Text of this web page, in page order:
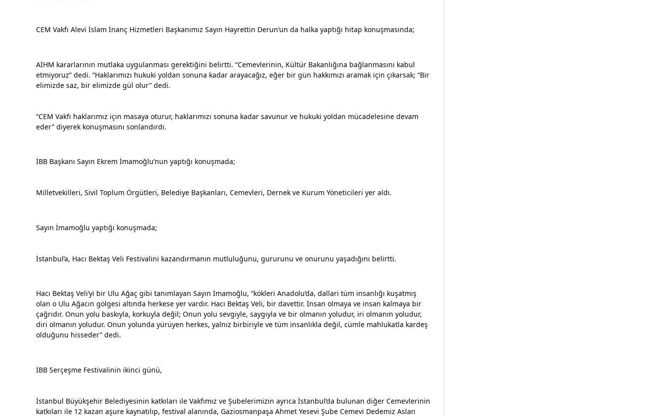
CEM Vakfı Alevi İslam İnanç Hizmetleri Başkanımız Sayın Hayrettin Derun’un da halka yaptığı hitap konuşmasında;
AİHM kararlarının mutlaka uygulanması gerektiğini belirtti. “Cemevlerinin, Kültür Bakanlığına bağlanmasını kabul
etmiyoruz” dedi. “Haklarımızı hukuki yoldan sonuna kadar arayacağız, eğer bir gün hakkımızı aramak için çıkarsak; “Bir
elimizde saz, bir elimizde gül olur” dedi.
“CEM Vakfı haklarımız için masaya oturur, haklarımızı sonuna kadar savunur ve hukuki yoldan mücadelesine devam
eder” diyerek konuşmasını sonlandırdı.
İBB Başkanı Sayın Ekrem İmamoğlu’nun yaptığı konuşmada;
Milletvekilleri, Sivil Toplum Örgütleri, Belediye Başkanları, Cemevleri, Dernek ve Kurum Yöneticileri yer aldı.
Sayın İmamoğlu yaptığı konuşmada;
İstanbul’a, Hacı Bektaş Veli Festivalini kazandırmanın mutluluğunu, gururunu ve onurunu yaşadığını belirtti.
Hacı Bektaş Veli’yi bir Ulu Ağaç gibi tanımlayan Sayın İmamoğlu, “kökleri Anadolu’da, dallari tüm insanlığı kuşatmış
olan o Ulu Ağacın gölgesi altında herkese yer vardır. Hacı Bektaş Veli, bir davettir. İnsan olmaya ve insan kalmaya bir
çağrıdır. Onun yolu baskıyla, korkuyla değil; Onun yolu sevgiyle, saygıyla ve bir olmanın yoludur, iri olmanın yoludur,
diri olmanın yoludur. Onun yolunda yürüyen herkes, yalnız birbiriyle ve tüm insanlıkla değil, cümle mahlukatla kardeş
olduğunu hisseder” dedi.
İBB Serçeşme Festivalinin ikinci günü,
İstanbul Büyükşehir Belediyesinin katkıları ile Vakfımız ve Şubelerimizin ayrıca İstanbul’da bulunan diğer Cemevlerinin
katkıları ile 12 kazan aşure kaynatılıp, festival alanında, Gaziosmanpaşa Ahmet Yesevi Şube Cemevi Dedemiz Aslan